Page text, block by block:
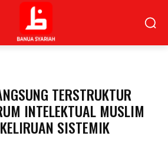
TERSTRUKTUR
INTELEKTUAL MUSLIM
SISTEMIK